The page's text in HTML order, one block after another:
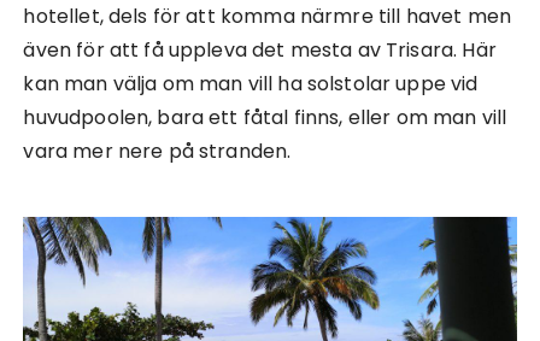
hotellet, dels för att komma närmre till havet men
även för att få uppleva det mesta av Trisara. Här
kan man välja om man vill ha solstolar uppe vid
huvudpoolen, bara ett fåtal finns, eller om man vill
vara mer nere på stranden.